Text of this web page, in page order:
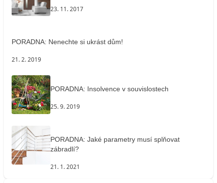
23. 11. 2017
PORADNA: Nenechte si ukrást dům!
21. 2. 2019
PORADNA: Insolvence v souvislostech
25. 9. 2019
PORADNA: Jaké parametry musí splňovat
zábradlí?
21. 1. 2021